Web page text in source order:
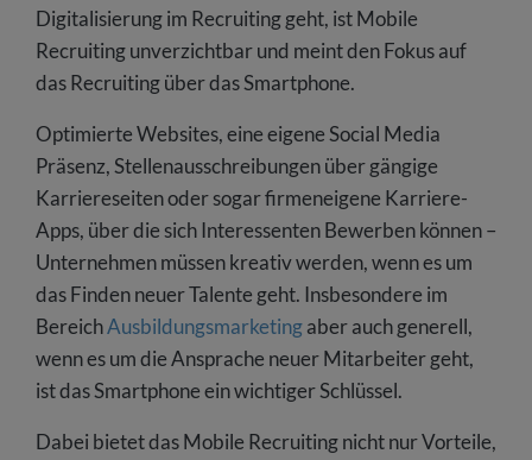
Digitalisierung im Recruiting geht, ist Mobile
Recruiting unverzichtbar und meint den Fokus auf
das Recruiting über das Smartphone.
Optimierte Websites, eine eigene Social Media
Präsenz, Stellenausschreibungen über gängige
Karriereseiten oder sogar firmeneigene Karriere-
Apps, über die sich Interessenten Bewerben können –
Unternehmen müssen kreativ werden, wenn es um
das Finden neuer Talente geht. Insbesondere im
BereichAusbildungsmarketingaber auch generell,
wenn es um die Ansprache neuer Mitarbeiter geht,
ist das Smartphone ein wichtiger Schlüssel.
Dabei bietet das Mobile Recruiting nicht nur Vorteile,